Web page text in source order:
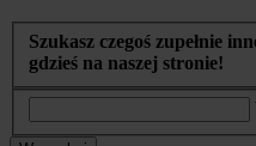
Szukasz czegoś zupełnie
gdzieś na naszej stronie!